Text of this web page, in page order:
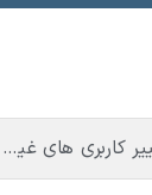
با متخلفان و متصرفان اراضی ملی و تغییر کاربری های غیر مجاز در اراضی کشاورزی منطقه آزاد ماکو برخورد جدی می شود